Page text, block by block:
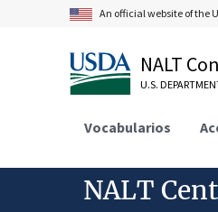
An official website of the
NALT
U.S.
Vocabularios
NALT